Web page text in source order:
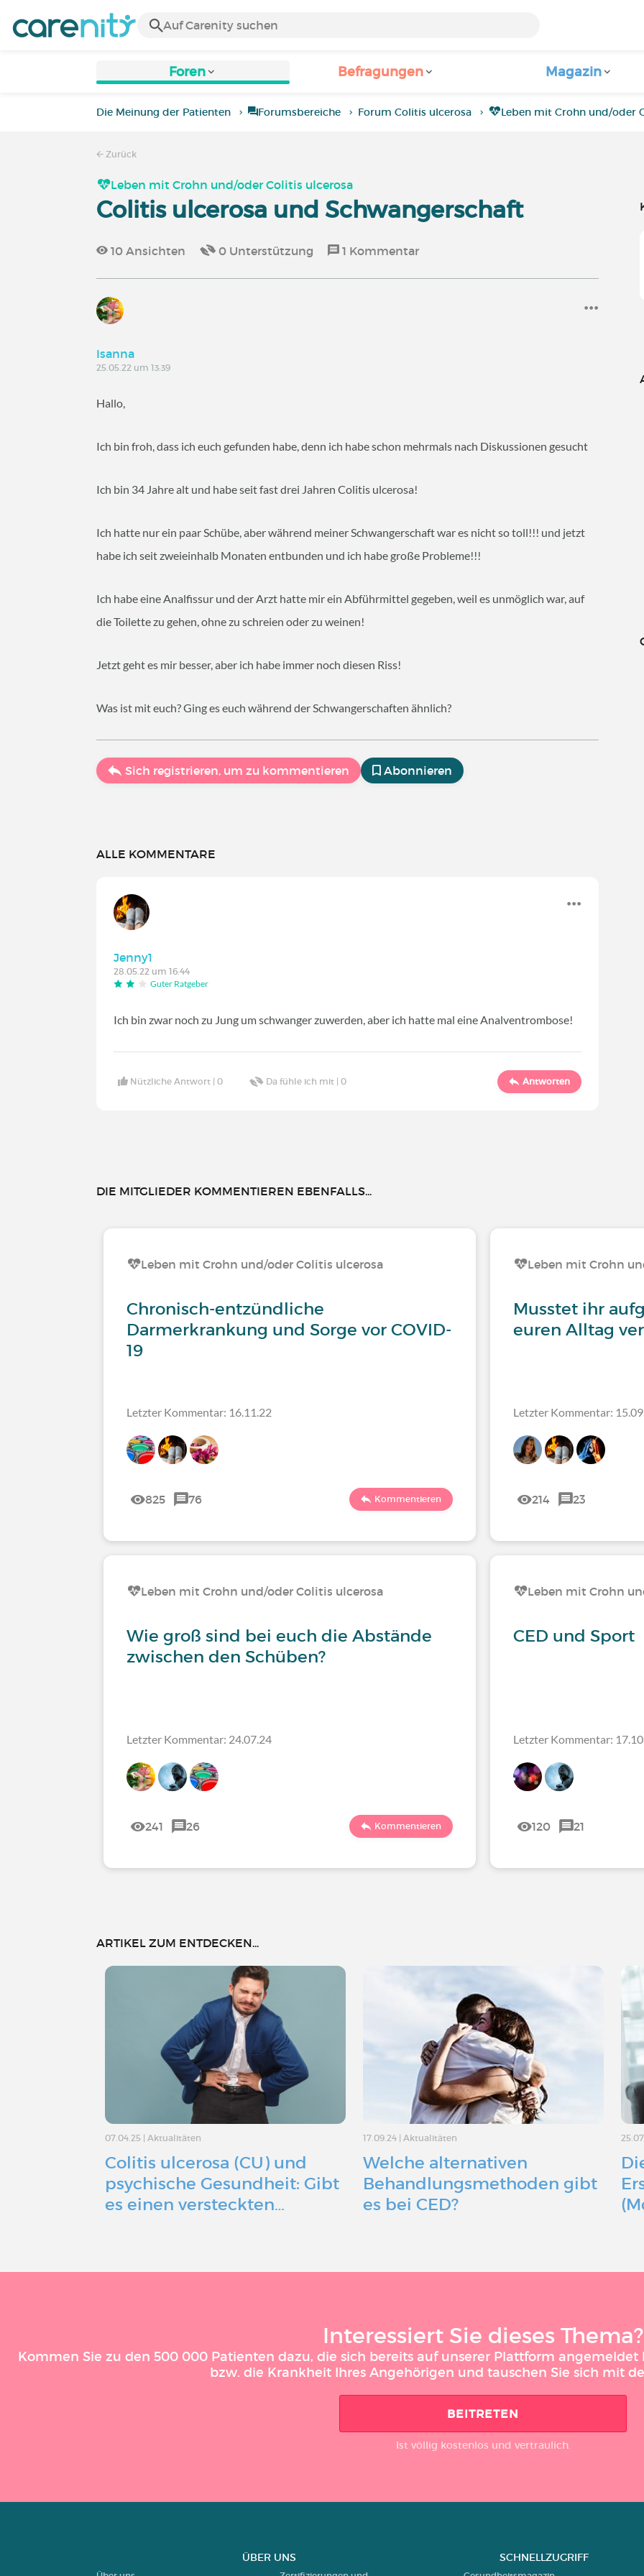
Foren Befragungen Magazin
Die Meinung der Patienten Forumsbereiche Forum Colitis ulcerosa Leben mit Crohn und/oder
Zurück
Leben mit Crohn und/oder Colitis ulcerosa
Colitis ulcerosa und Schwangerschaft
10 Ansichten 0 Unterstützung 1 Kommentar
Isanna
25.05.22 um 13:39
Hallo,
Ich bin froh, dass ich euch gefunden habe, denn ich habe schon mehrmals nach Diskussionen gesucht
Ich bin 34 Jahre alt und habe seit fast drei Jahren Colitis ulcerosa!
Ich hatte nur ein paar Schübe, aber während meiner Schwangerschaft war es nicht so toll!!! und jetzt
habe ich seit zweieinhalb Monaten entbunden und ich habe große Probleme!!!
Ich habe eine Analfissur und der Arzt hatte mir ein Abführmittel gegeben, weil es unmöglich war, auf
die Toilette zu gehen, ohne zu schreien oder zu weinen!
Jetzt geht es mir besser, aber ich habe immer noch diesen Riss!
Was ist mit euch? Ging es euch während der Schwangerschaften ähnlich?
Sich registrieren, um zu kommentieren Abonnieren
ALLE KOMMENTARE
Jenny1
28.05.22 um 16:44
Guter Ratgeber
Ich bin zwar noch zu Jung um schwanger zuwerden, aber ich hatte mal eine Analventrombose!
Nützliche Antwort |0 Da fühle ich mit |0 Antworten
DIE MITGLIEDER KOMMENTIEREN EBENFALLS...
Leben mit Crohn und/oder Colitis ulcerosa
Chronisch-entzündliche
Darmerkrankung und Sorge vor COVID-
19
Letzter Kommentar: 16.11.22
825 76 Kommentieren
Leben mit Crohn und/oder Colitis ulcerosa
Wie groß sind bei euch die Abstände
zwischen den Schüben?
Letzter Kommentar: 24.07.24
241 26 Kommentieren
Leben mit Crohn
Musstet ihr
euren Alltag
Letzter Kommentar:
214 23
Leben mit Crohn
CED und Sport
Letzter Kommentar:
120 21
ARTIKEL ZUM ENTDECKEN...
07.04.25 |Aktualitäten
Colitis ulcerosa (CU) und
psychische Gesundheit: Gibt
es einen versteckten…
17.09.24 |Aktualitäten
Welche alternativen
Behandlungsmethoden gibt
es bei CED?
Interessiert Sie dieses Thema?
Kommen Sie zu den 500 000 Patienten dazu, die sich bereits auf unserer Plattform
bzw. die Krankheit Ihres Angehörigen und tauschen Sie sich mit
BEITRETEN
Ist völlig kostenlos und vertraulich.
ÜBER UNS SCHNELLZUGRIFF